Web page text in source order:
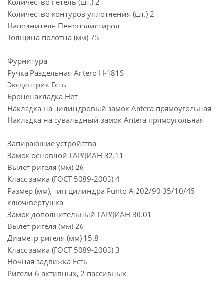
Количество петель (шт.) 2
Количество контуров уплотнения (шт.) 2
Наполнитель Пенополистирол
Толщина полотна (мм) 75
Фурнитура
Ручка Раздельная Antero Н-181S
Эксцентрик Есть
Броненакладка Нет
Накладка на цилиндровый замок Antera прямоугольная
Накладка на сувальдный замок Antera прямоугольная
Запираюшие устройства
Замок основной ГАРДИАН 32.11
Вылет ригеля (мм) 26
Класс замка (ГОСТ 5089-2003) 4
Размер (мм), тип цилиндра Punto A 202/90 35/10/45
ключ/вертушка
Замок дополнительный ГАРДИАН 30.01
Вылет ригеля (мм) 26
Диаметр ригеля (мм) 15.8
Класс замка (ГОСТ 5089-2003) 3
Ночная задвижка Есть
Ригели 6 активных, 2 пассивных